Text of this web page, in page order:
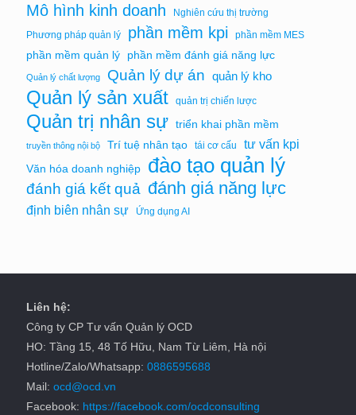
Mô hình kinh doanh
Nghiên cứu thị trường
Phương pháp quản lý
phần mềm kpi phần mềm MES
phần mềm quản lý phần mềm đánh giá năng lực
Quản lý chất lượng Quản lý dự án quản lý kho
Quản lý sản xuất quản trị chiến lược
Quản trị nhân sự triển khai phần mềm
truyền thông nội bộ Trí tuệ nhân tạo tái cơ cấu tư vấn kpi
Văn hóa doanh nghiệp đào tạo quản lý
đánh giá kết quả đánh giá năng lực
định biên nhân sự Ứng dụng AI
Liên hệ:
Công ty CP Tư vấn Quản lý OCD
HO: Tầng 15, 48 Tố Hữu, Nam Từ Liêm, Hà nội
Hotline/Zalo/Whatsapp: 0886595688
Mail: ocd@ocd.vn
Facebook: https://facebook.com/ocdconsulting